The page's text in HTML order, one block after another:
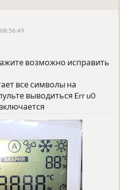
возможно исправить
все символы на
выводиться Err u0